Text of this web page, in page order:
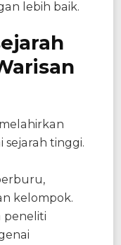
lebih baik.
sejarah tinggi.
kelompok.
peneliti